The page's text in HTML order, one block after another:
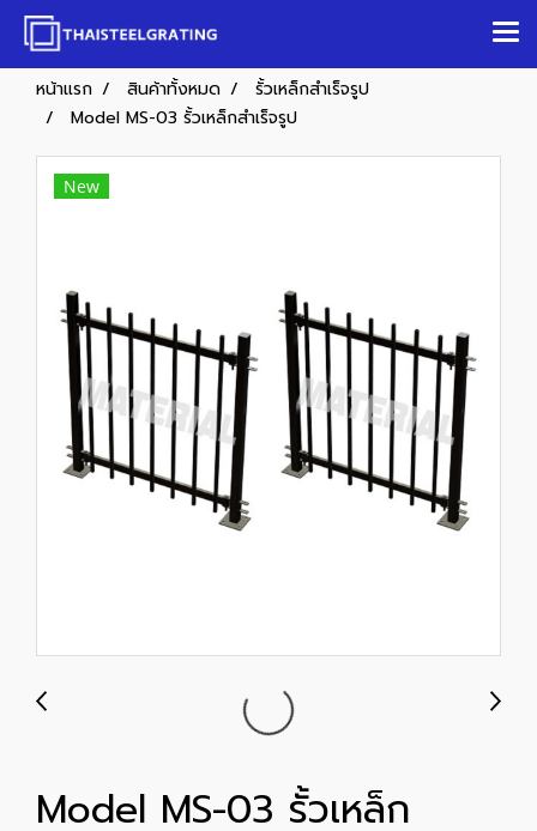
หน้าแรก สินค้าทั้งหมด
รั้วเหล็กสำเร็จรูป
Model MS-03 รั้วเหล็กสำเร็จรูป
New
Model MS-03 รั้วเหล็ก